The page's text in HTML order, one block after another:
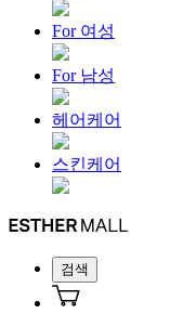
For 여성
For 남성
헤어케어
스킨케어
검색